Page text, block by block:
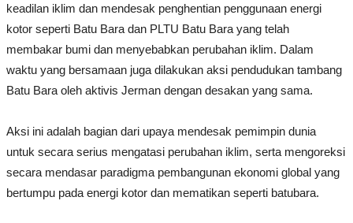
keadilan iklim dan mendesak penghentian penggunaan energi
kotor seperti Batu Bara dan PLTU Batu Bara yang telah
membakar bumi dan menyebabkan perubahan iklim. Dalam
waktu yang bersamaan juga dilakukan aksi pendudukan tambang
Batu Bara oleh aktivis Jerman dengan desakan yang sama.
Aksi ini adalah bagian dari upaya mendesak pemimpin dunia
untuk secara serius mengatasi perubahan iklim, serta mengoreksi
secara mendasar paradigma pembangunan ekonomi global yang
bertumpu pada energi kotor dan mematikan seperti batubara.